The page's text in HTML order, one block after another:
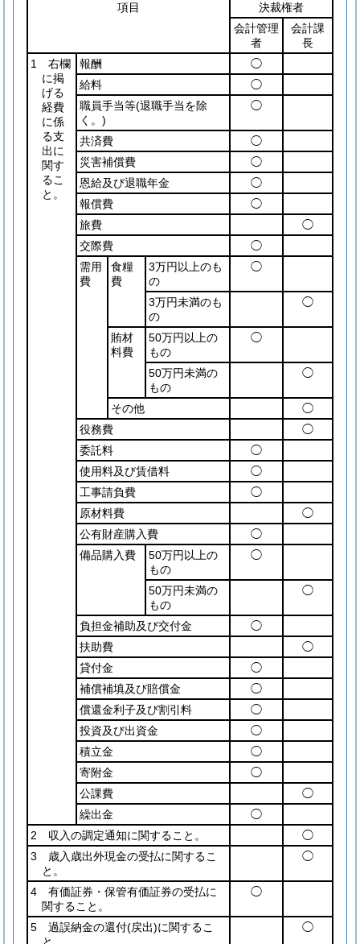
項目
決裁権者
会計管理
者
会計課
長
1 右欄
に掲
げる
経費
に係
る支
出に
関す
るこ
と。
報酬
◯
給料
◯
職員手当等(退職手当を除
く。)
◯
共済費
◯
災害補償費
◯
恩給及び退職年金
◯
報償費
◯
旅費
◯
交際費
◯
需用
費
食糧
費
3万円以上のも
の
◯
3万円未満のも
の
◯
賄材
料費
50万円以上の
もの
◯
50万円未満の
もの
◯
その他
◯
役務費
◯
委託料
◯
使用料及び賃借料
◯
工事請負費
◯
原材料費
◯
公有財産購入費
◯
備品購入費
50万円以上の
もの
◯
50万円未満の
もの
◯
負担金補助及び交付金
◯
扶助費
◯
貸付金
◯
補償補填及び賠償金
◯
償還金利子及び割引料
◯
投資及び出資金
◯
積立金
◯
寄附金
◯
公課費
◯
繰出金
◯
2 収入の調定通知に関すること。
◯
3 歳入歳出外現金の受払に関するこ
と。
◯
4 有価証券・保管有価証券の受払に
関すること。
◯
5 過誤納金の還付(戻出)に関するこ
◯